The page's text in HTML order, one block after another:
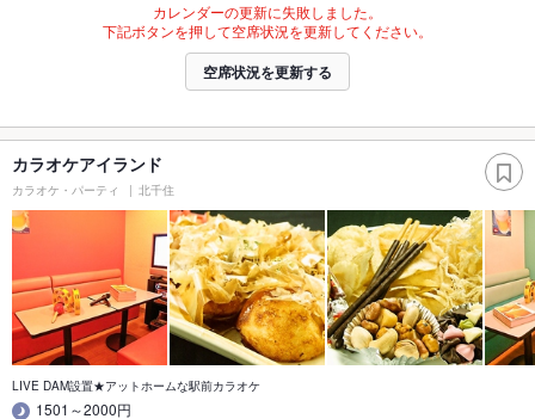
カレンダーの更新に失敗しました。
下記ボタンを押して空席状況を更新してください。
空席状況を更新する
カラオケアイランド
カラオケ・パーティ 北千住
LIVE DAM設置★アットホームな駅前カラオケ
1501～2000円